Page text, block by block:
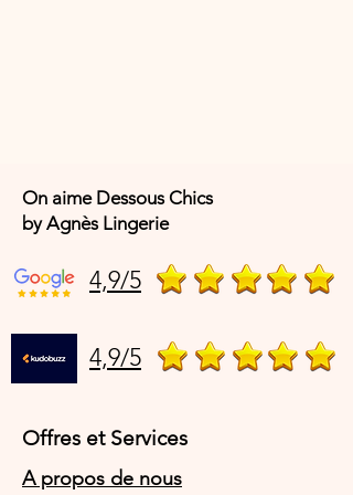
On aime Dessous Chics
by Agnès Lingerie
4,9/5
4,9/5
Offres et Services
A propos de nous